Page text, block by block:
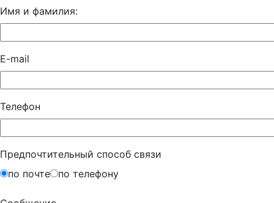
Имя и фамилия:
E-mail
Телефон
Предпочтительный способ связи
по почте
по телефону